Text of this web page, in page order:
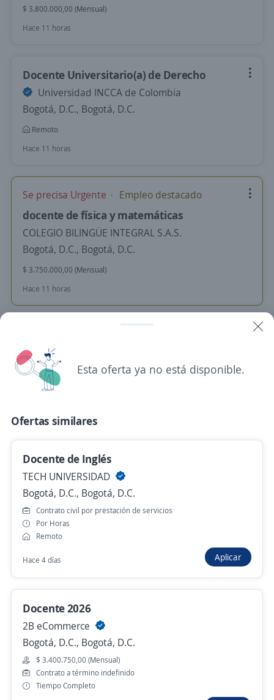
$ 3.800.000,00 (Mensual)
Hace 11 horas
Docente Universitario(a) de Derecho
Universidad INCCA de Colombia
Bogotá, D.C., Bogotá, D.C.
Remoto
Hace 11 horas
Se precisa Urgente Empleo destacado
docente de física y matemáticas
COLEGIO BILINGÜE INTEGRAL S.A.S.
Bogotá, D.C., Bogotá, D.C.
$ 3.750.000,00 (Mensual)
Hace 11 horas
CENTRO DE IDIOMAS UNIVERSAL S.A.S.
Bogotá, D.C., Bogotá, D.C.
$ 2.000.000,00 (Mensual)
Psicólogo(a) Orientador(a) y Docente de
Formación
4,5
Generación de talentos
Bogotá, D.C., Bogotá, D.C.
$ 2.500.000,00 (Mensual)
Profesor de patinaje
4,7
Caja de compensación Familiar
Compensar
Bogotá, D.C., Bogotá, D.C.
$ 3.000.000,00 (Mensual)
Hace 12 horas
Esta oferta ya no está disponible.
Ofertas similares
Docente de Inglés
TECH UNIVERSIDAD
Bogotá, D.C., Bogotá, D.C.
Contrato civil por prestación de servicios
Por Horas
Remoto
Hace 4 días Aplicar
Docente 2026
2B eCommerce
Bogotá, D.C., Bogotá, D.C.
$ 3.400.750,00 (Mensual)
Contrato a término indefinido
Tiempo Completo